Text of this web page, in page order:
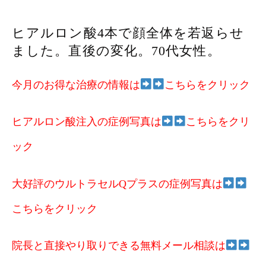
ヒアルロン酸4本で顔全体を若返らせ
ました。直後の変化。70代女性。
今月のお得な治療の情報は こちらをクリック
ヒアルロン酸注入の症例写真は こちらをクリ
ック
大好評のウルトラセルQプラスの症例写真は
こちらをクリック
院長と直接やり取りできる無料メール相談は